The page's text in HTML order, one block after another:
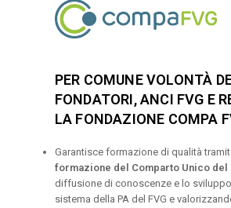
PER COMUNE VOLONTÀ
FONDATORI, ANCI FVG E
LA FONDAZIONE COMPA
Garantisce formazione di qualità
formazione del Comparto Unico del
diffusione di conoscenze e lo
sistema della PA del FVG e